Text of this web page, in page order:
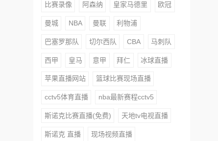
比赛录像 阿森纳 皇家马德里 欧冠
曼城 NBA 曼联 利物浦
巴塞罗那队 切尔西队 CBA 马刺队
西甲 皇马 意甲 拜仁 冰球直播
苹果直播网站 篮球比赛现场直播
cctv5体育直播 nba最新赛程cctv5
斯诺克比赛直播(免费) 天地tv电视直播
斯诺克 直播 现场视频直播